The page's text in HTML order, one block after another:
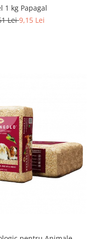
1 kg Papagal
Lei9,15 Lei